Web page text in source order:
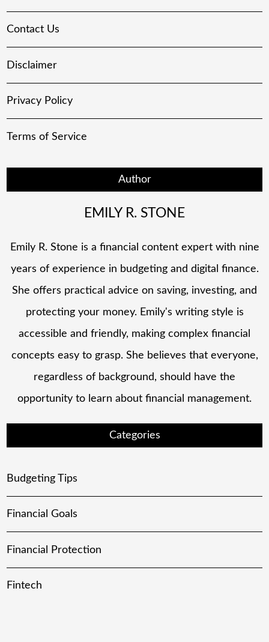
Contact Us
Disclaimer
Privacy Policy
Terms of Service
Author
EMILY R. STONE
Emily R. Stone is a financial content expert with nine
years of experience in budgeting and digital finance.
She offers practical advice on saving, investing, and
protecting your money. Emily's writing style is
accessible and friendly, making complex financial
concepts easy to grasp. She believes that everyone,
regardless of background, should have the
opportunity to learn about financial management.
Categories
Budgeting Tips
Financial Goals
Financial Protection
Fintech